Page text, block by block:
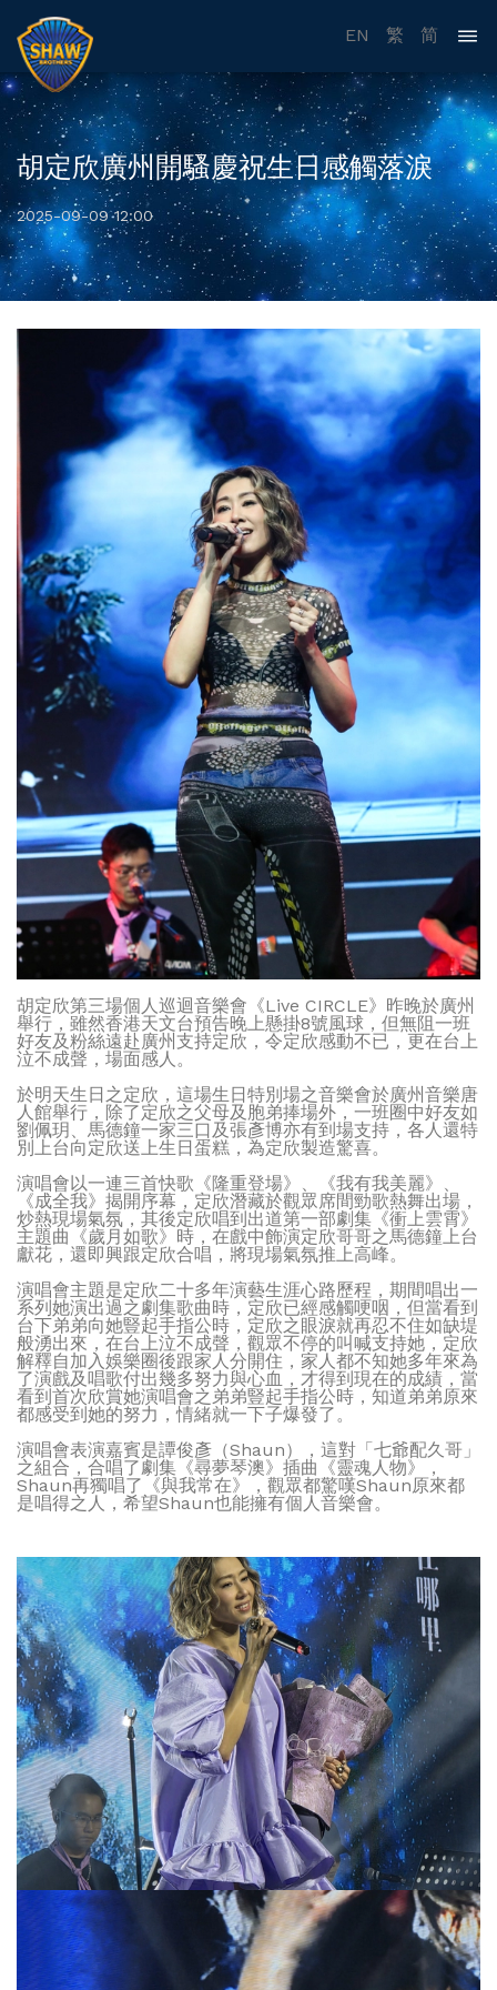
EN 繁 简
胡定欣廣州開騷慶祝生日感觸落淚
2025-09-09 12:00
胡定欣第三場個人巡迴音樂會《Live CIRCLE》昨晚於廣州
舉行，雖然香港天文台預告晚上懸掛8號風球，但無阻一班
好友及粉絲遠赴廣州支持定欣，令定欣感動不已，更在台上
泣不成聲，場面感人。
於明天生日之定欣，這場生日特別場之音樂會於廣州音樂唐
人館舉行，除了定欣之父母及胞弟捧場外，一班圈中好友如
劉佩玥、馬德鐘一家三口及張彥博亦有到場支持，各人還特
別上台向定欣送上生日蛋糕，為定欣製造驚喜。
演唱會以一連三首快歌《隆重登場》、《我有我美麗》、
《成全我》揭開序幕，定欣潛藏於觀眾席間勁歌熱舞出場，
炒熱現場氣氛，其後定欣唱到出道第一部劇集《衝上雲霄》
主題曲《歲月如歌》時，在戲中飾演定欣哥哥之馬德鐘上台
獻花，還即興跟定欣合唱，將現場氣氛推上高峰。
演唱會主題是定欣二十多年演藝生涯心路歷程，期間唱出一
系列她演出過之劇集歌曲時，定欣已經感觸哽咽，但當看到
台下弟弟向她豎起手指公時，定欣之眼淚就再忍不住如缺堤
般湧出來，在台上泣不成聲，觀眾不停的叫喊支持她，定欣
解釋自加入娛樂圈後跟家人分開住，家人都不知她多年來為
了演戲及唱歌付出幾多努力與心血，才得到現在的成績，當
看到首次欣賞她演唱會之弟弟豎起手指公時，知道弟弟原來
都感受到她的努力，情緒就一下子爆發了。
演唱會表演嘉賓是譚俊彥（Shaun），這對「七爺配久哥」
之組合，合唱了劇集《尋夢琴澳》插曲《靈魂人物》，
Shaun再獨唱了《與我常在》，觀眾都驚嘆Shaun原來都
是唱得之人，希望Shaun也能擁有個人音樂會。